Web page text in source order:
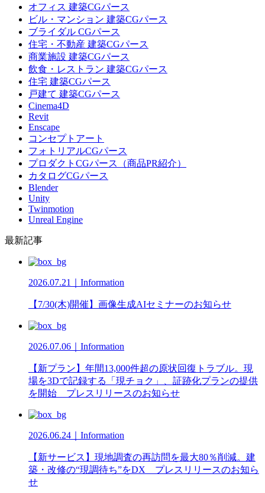
オフィス 建築CGパース
ビル・マンション 建築CGパース
ブライダル CGパース
住宅・不動産 建築CGパース
商業施設 建築CGパース
飲食・レストラン 建築CGパース
住宅 建築CGパース
戸建て 建築CGパース
Cinema4D
Revit
Enscape
コンセプトアート
フォトリアルCGパース
プロダクトCGパース（商品PR紹介）
カタログCGパース
Blender
Unity
Twinmotion
Unreal Engine
最新記事
2026.07.21｜Information
【7/30(木)開催】画像生成AIセミナーのお知らせ
2026.07.06｜Information
【新プラン】年間13,000件超の原状回復トラブル。現
場を3Dで記録する「現チョク」、証跡化プランの提供
を開始 プレスリリースのお知らせ
2026.06.24｜Information
【新サービス】現地調査の再訪問を最大80％削減。建
築・改修の“現調待ち”をDX プレスリリースのお知ら
せ